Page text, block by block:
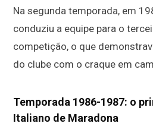
Na segunda temporada, em
conduziu a equipe para o
competição, o que
do clube com o craque em
Temporada 1986-1987: o
Italiano de Maradona